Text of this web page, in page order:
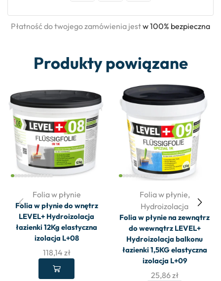
Płatność do twojego zamówienia jestw 100% bezpieczna
Produkty powiązane
Folia w płynie
Folia w płynie do wnętrz
LEVEL+ Hydroizolacja
łazienki 12Kg elastyczna
izolacja L+08
118,14 zł
Folia w płynie,
Hydroizolacja
Folia w płynie na zewnątrz
do wewnątrz LEVEL+
Hydroizolacja balkonu
łazienki 1,5KG elastyczna
izolacja L+09
25,86zł